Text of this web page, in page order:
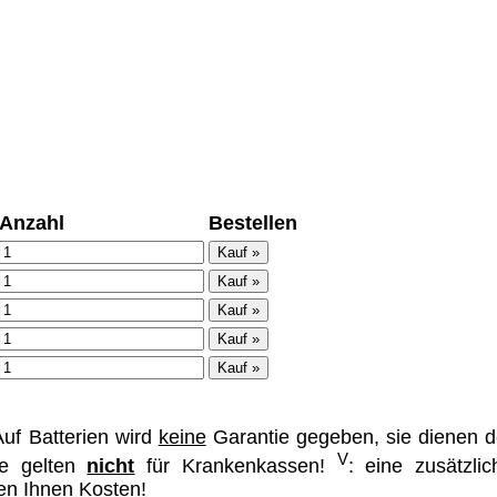
Anzahl
Bestellen
Batterien wird keineGarantie gegeben, sie dienen
gelten nicht für Krankenkassen! V: eine
Ihnen Kosten!
und
man durch
verhindert
allen Inhalten,
alle auf
unter